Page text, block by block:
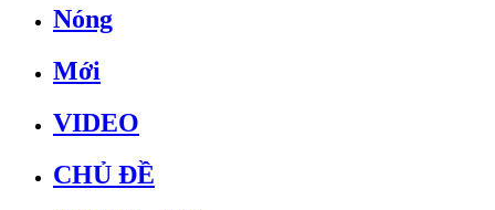
Nóng
Mới
VIDEO
CHỦ ĐỀ